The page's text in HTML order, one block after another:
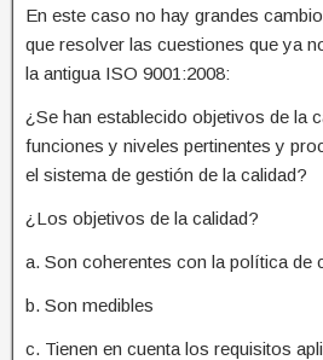
En este caso no hay grandes
que resolver las cuestiones que ya
la antigua ISO 9001:2008:
¿Se han establecido objetivos de la
funciones y niveles pertinentes y
el sistema de gestión de la calidad?
¿Los objetivos de la calidad?
a. Son coherentes con la política de
b. Son medibles
c. Tienen en cuenta los requisitos